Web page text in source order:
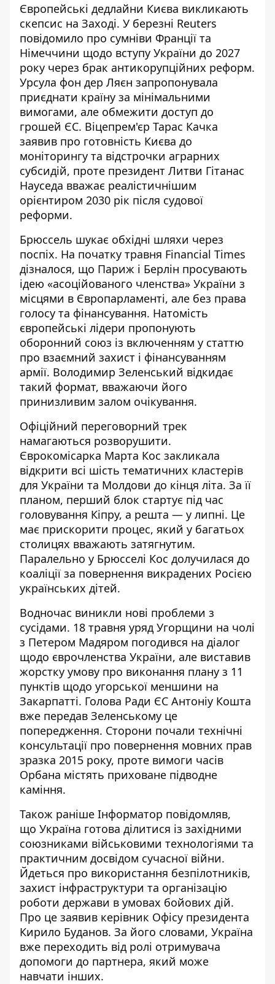
Європейські дедлайни Києва викликають
скепсис на Заході. У березні Reuters
повідомило про сумніви Франції та
Німеччини щодо вступу України до 2027
року через брак антикорупційних реформ.
Урсула фон дер Ляєн запропонувала
приєднати країну за мінімальними
вимогами, але обмежити доступ до
грошей ЄС. Віцепрем'єр Тарас Качка
заявив про готовність Києва до
моніторингу та відстрочки аграрних
субсидій, проте президент Литви Гітанас
Науседа вважає реалістичнішим
орієнтиром 2030 рік після судової
реформи.
Брюссель шукає обхідні шляхи через
поспіх. На початку травня Financial Times
дізналося, що Париж і Берлін просувають
ідею «асоційованого членства» України з
місцями в Європарламенті, але без права
голосу та фінансування. Натомість
європейські лідери пропонують
оборонний союз із включенням у статтю
про взаємний захист і фінансуванням
армії. Володимир Зеленський відкидає
такий формат, вважаючи його
принизливим залом очікування.
Офіційний переговорний трек
намагаються розворушити.
Єврокомісарка Марта Кос закликала
відкрити всі шість тематичних кластерів
для України та Молдови до кінця літа. За її
планом, перший блок стартує під час
головування Кіпру, а решта — у липні. Це
має прискорити процес, який у багатьох
столицях вважають затягнутим.
Паралельно у Брюсселі Кос долучилася до
коаліції за повернення викрадених Росією
українських дітей.
Водночас виникли нові проблеми з
сусідами. 18 травня уряд Угорщини на чолі
з Петером Мадяром погодився на діалог
щодо єврочленства України, але виставив
жорстку умову про виконання плану з 11
пунктів щодо угорської меншини на
Закарпатті. Голова Ради ЄС Антоніу Кошта
вже передав Зеленському це
попередження. Сторони почали технічні
консультації про повернення мовних прав
зразка 2015 року, проте вимоги часів
Орбана містять приховане підводне
каміння.
Також раніше Інформатор повідомляв,
що Україна готова ділитися із західними
союзниками військовими технологіями та
практичним досвідом сучасної війни.
Йдеться про використання безпілотників,
захист інфраструктури та організацію
роботи держави в умовах бойових дій.
Про це заявив керівник Офісу президента
Кирило Буданов. За його словами, Україна
вже переходить від ролі отримувача
допомоги до партнера, який може
навчати інших.